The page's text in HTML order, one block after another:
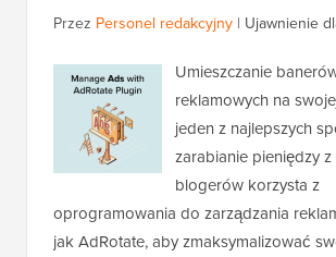
Przez Personel redakcyjny | Ujawnienie
Umieszczanie
reklamowych na
jeden z najlepszych
zarabianie pieniędzy
blogerów korzysta z
oprogramowania do zarządzania
jak AdRotate, aby zmaksymalizować